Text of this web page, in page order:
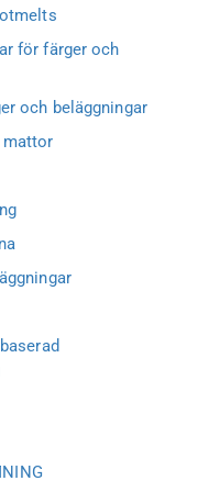
för färger och
och beläggningar
mattor